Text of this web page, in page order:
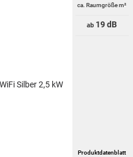
Silber 2,5 kW
ca. Raumgröße m²
ab 19 dB
Produktdatenblatt